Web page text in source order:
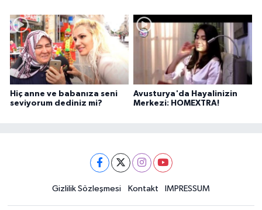
Hiç anne ve babanıza seni
seviyorum dediniz mi?
Avusturya'da Hayalinizin
Merkezi: HOMEXTRA!
Gizlilik Sözleşmesi Kontakt IMPRESSUM